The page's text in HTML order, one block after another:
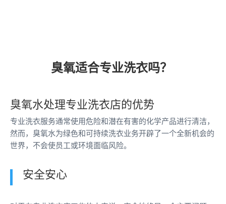
臭氧适合专业洗衣吗？
臭氧水处理专业洗衣店的优势
专业洗衣服务通常使用危险和潜在有害的化学产品进行清洁，
然而，臭氧水为绿色和可持续洗衣业务开辟了一个全新机会的
世界，不会使员工或环境面临风险。
安全安心